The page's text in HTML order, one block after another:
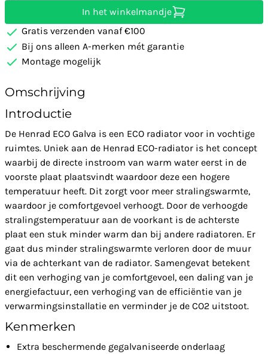
In het winkelmandje
Gratis verzenden vanaf €100
Bij ons alleen A-merken mét garantie
Montage mogelijk
Omschrijving
Introductie
De Henrad ECO Galva is een ECO radiator voor in vochtige
ruimtes. Uniek aan de Henrad ECO-radiator is het concept
waarbij de directe instroom van warm water eerst in de
voorste plaat plaatsvindt waardoor deze een hogere
temperatuur heeft. Dit zorgt voor meer stralingswarmte,
waardoor je comfortgevoel verhoogt. Door de verhoogde
stralingstemperatuur aan de voorkant is de achterste
plaat een stuk minder warm dan bij andere radiatoren. Er
gaat dus minder stralingswarmte verloren door de muur
via de achterkant van de radiator. Samengevat betekent
dit een verhoging van je comfortgevoel, een daling van je
energiefactuur, een verhoging van de efficiëntie van je
verwarmingsinstallatie en verminder je de CO2 uitstoot.
Kenmerken
Extra beschermende gegalvaniseerde onderlaag